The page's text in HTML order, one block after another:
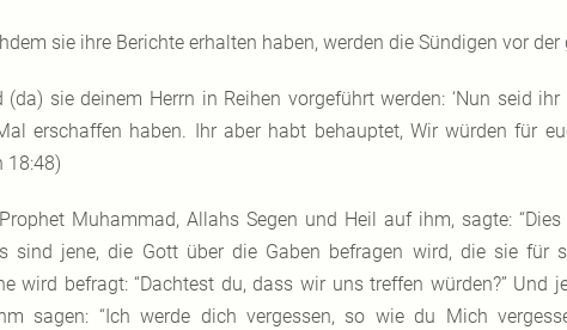
sie ihre Berichte erhalten haben, werden die Sündigen vor
(da) sie deinem Herrn in Reihen vorgeführt werden: ‘Nun seid
erschaffen haben. Ihr aber habt behauptet, Wir würden für
18:48)
Muhammad, Allahs Segen und Heil auf ihm, sagte:
sind jene, die Gott über die Gaben befragen wird, die sie für
wird befragt: “Dachtest du, dass wir uns treffen würden?” Und
sagen: “Ich werde dich vergessen, so wie du Mich